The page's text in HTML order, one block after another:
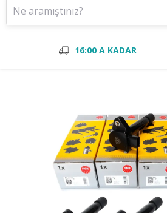
16:00 A KADAR